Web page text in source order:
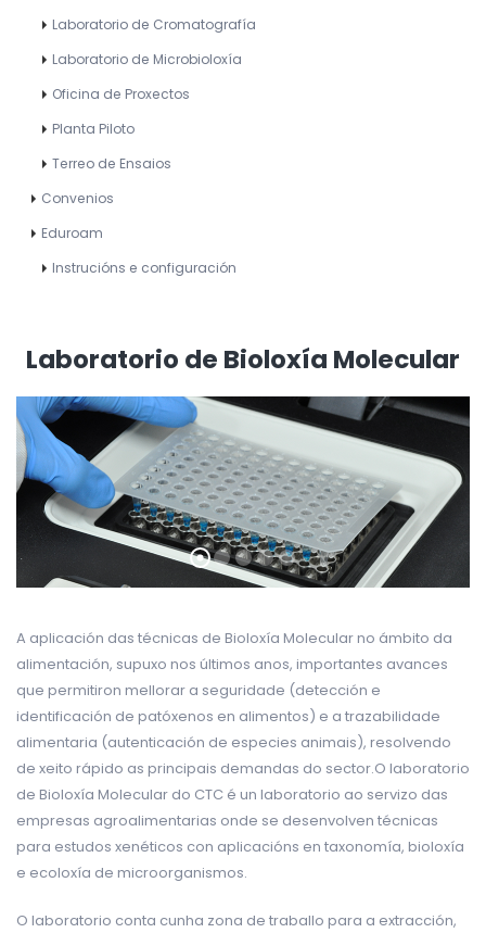
Laboratorio de Cromatografía
Laboratorio de Microbioloxía
Oficina de Proxectos
Planta Piloto
Terreo de Ensaios
Convenios
Eduroam
Instrucións e configuración
Laboratorio de Bioloxía Molecular
A aplicación das técnicas de Bioloxía Molecular no ámbito da
alimentación, supuxo nos últimos anos, importantes avances
que permitiron mellorar a seguridade (detección e
identificación de patóxenos en alimentos) e a trazabilidade
alimentaria (autenticación de especies animais), resolvendo
de xeito rápido as principais demandas do sector.O laboratorio
de Bioloxía Molecular do CTC é un laboratorio ao servizo das
empresas agroalimentarias onde se desenvolven técnicas
para estudos xenéticos con aplicacións en taxonomía, bioloxía
e ecoloxía de microorganismos.
O laboratorio conta cunha zona de traballo para a extracción,